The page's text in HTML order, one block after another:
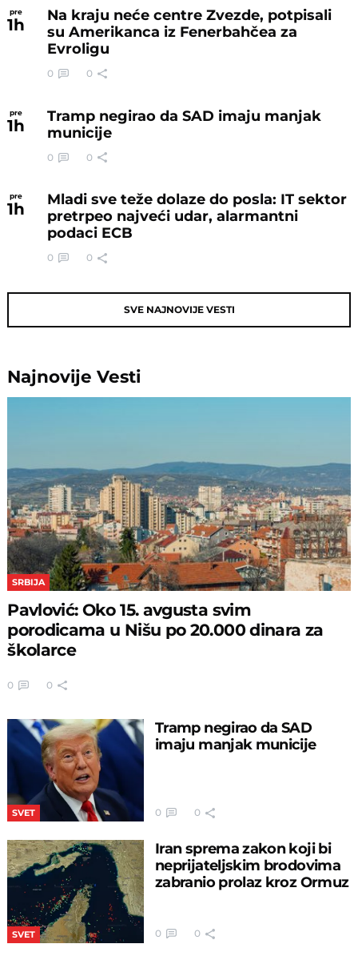
pre
1h
Na kraju neće centre Zvezde, potpisali
su Amerikanca iz Fenerbahčea za
Evroligu
0 0
pre
1h
Tramp negirao da SAD imaju manjak
municije
0 0
pre
1h
Mladi sve teže dolaze do posla: IT sektor
pretrpeo najveći udar, alarmantni
podaci ECB
0 0
SVE NAJNOVIJE VESTI
NajnovijeVesti
SRBIJA
Pavlović: Oko 15. avgusta svim
porodicama u Nišu po 20.000 dinara za
školarce
0 0
SVET
Tramp negirao da SAD
imaju manjak municije
0 0
SVET
Iran sprema zakon koji bi
neprijateljskim brodovima
zabranio prolaz kroz Ormuz
0 0